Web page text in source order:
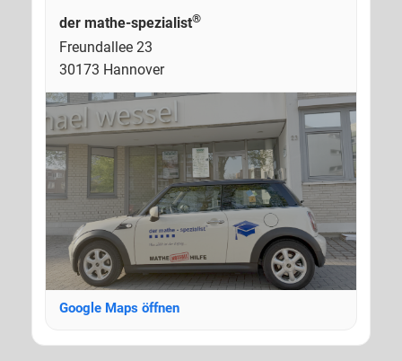
der mathe-spezialist®
Freundallee 23
30173 Hannover
Google Maps öffnen